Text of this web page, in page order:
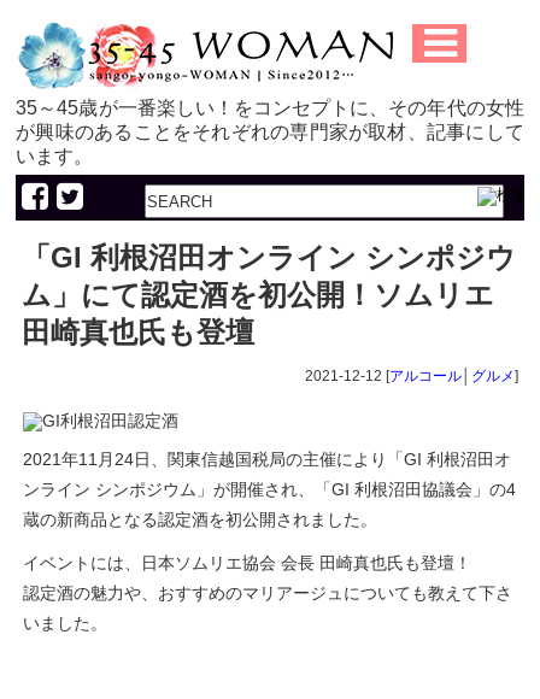
35～45歳が一番楽しい！をコンセプトに、その年代の女性
が興味のあることをそれぞれの専門家が取材、記事にして
います。
「GI 利根沼田オンライン シンポジウ
ム」にて認定酒を初公開！ソムリエ
田崎真也氏も登壇
2021-12-12 [アルコール│ グルメ]
2021年11月24日、関東信越国税局の主催により「GI 利根沼田オ
ンライン シンポジウム」が開催され、「GI 利根沼田協議会」の4
蔵の新商品となる認定酒を初公開されました。
イベントには、日本ソムリエ協会 会長 田崎真也氏も登壇！
認定酒の魅力や、おすすめのマリアージュについても教えて下さ
いました。